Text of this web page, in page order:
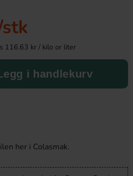
116.63 kr / kilo or liter
i handlekurv
her i Colasmak.